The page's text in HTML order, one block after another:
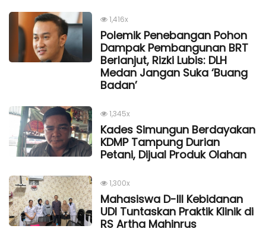
1,416x
Polemik Penebangan Pohon
Dampak Pembangunan BRT
Berlanjut, Rizki Lubis: DLH
Medan Jangan Suka ‘Buang
Badan’
1,345x
Kades Simungun Berdayakan
KDMP Tampung Durian
Petani, Dijual Produk Olahan
1,300x
Mahasiswa D-III Kebidanan
UDI Tuntaskan Praktik Klinik di
RS Artha Mahinrus